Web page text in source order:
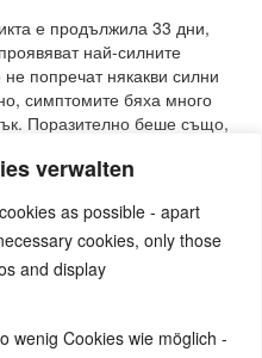
verwalten
as possible - apart
cookies, only those
and display
wenig Cookies wie möglich -
е продължила 33 дни,
най-силните
попречат някакви силни
симптомите бяха много
Поразително беше също,
на PCL-B.
Erfahrungen mit den
wenn du uns dazu